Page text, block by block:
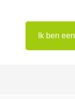
Ik ben een